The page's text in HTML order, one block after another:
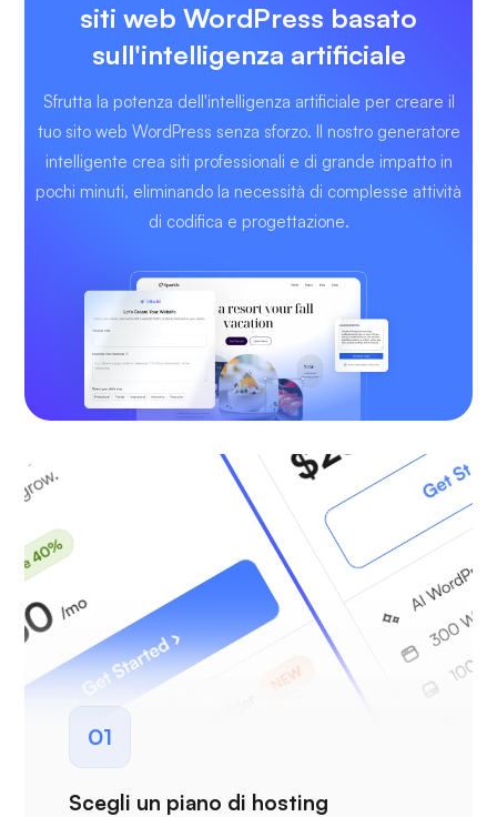
siti web WordPress basato
sull'intelligenza artificiale
Sfrutta la potenza dell'intelligenza artificiale per creare il
tuo sito web WordPress senza sforzo. Il nostro generatore
intelligente crea siti professionali e di grande impatto in
pochi minuti, eliminando la necessità di complesse attività
di codifica e progettazione.
01
Scegli un piano di hosting